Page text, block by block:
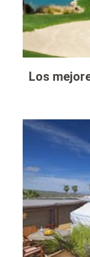
Los